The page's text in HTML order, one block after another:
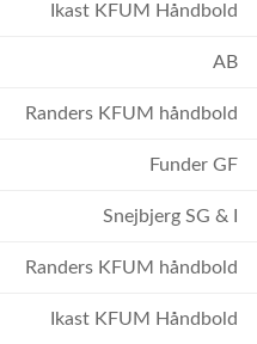
Ikast KFUM Håndbold
AB
Randers KFUM håndbold
Funder GF
Snejbjerg SG & I
Randers KFUM håndbold
Ikast KFUM Håndbold